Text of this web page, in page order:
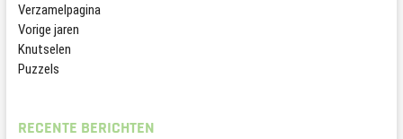
Verzamelpagina
Vorige jaren
Knutselen
Puzzels
RECENTE BERICHTEN